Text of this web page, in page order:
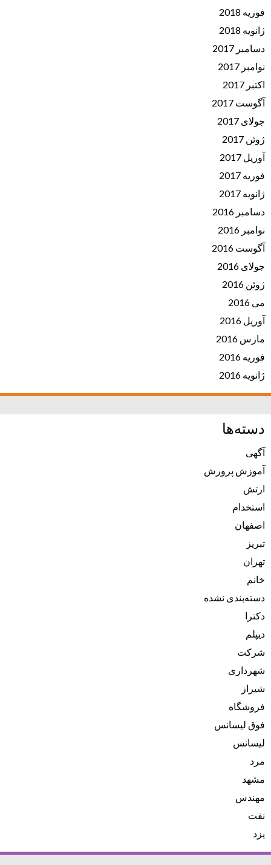
فوریه 2018
ژانویه 2018
دسامبر 2017
نوامبر 2017
اکتبر 2017
آگوست 2017
جولای 2017
ژوئن 2017
آوریل 2017
فوریه 2017
ژانویه 2017
دسامبر 2016
نوامبر 2016
آگوست 2016
جولای 2016
ژوئن 2016
می 2016
آوریل 2016
مارس 2016
فوریه 2016
ژانویه 2016
دسته‌ها
آگهی
آموزش پرورش
ارتش
استخدام
اصفهان
تبریز
تهران
خانم
دسته‌بندی نشده
دکترا
دیپلم
شرکت
شهرداری
شیراز
فروشگاه
فوق لیسانس
لیسانس
مرد
مشهد
مهندس
نفت
یزد